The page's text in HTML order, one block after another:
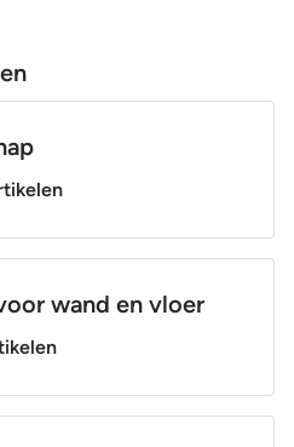
wand en vloer